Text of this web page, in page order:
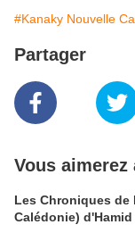
#Kanaky Nouvelle
Partager
Vous aimerez
Les Chroniques de
Calédonie)